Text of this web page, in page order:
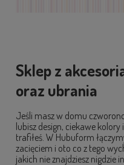
Sklep z
oraz ubrania
Jeśli masz w domu
lubisz design, ciekawe
trafiłeś. W Hubuform
zacięciem i oto co z tego
jakich nie znajdziesz nigdzie